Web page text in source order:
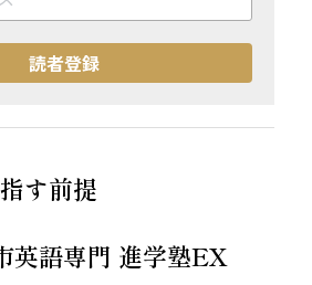
読者登録
す前提
英語専門 進学塾EX